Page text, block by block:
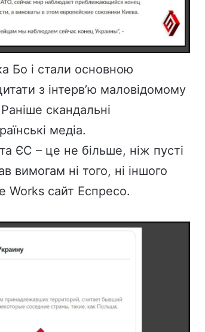
Бо і стали основною
з інтерв’ю маловідомому
скандальні
медіа.
ЄС – це не більше, ніж пусті
вимогам ні того, ні іншого
Works сайт Еспресо.